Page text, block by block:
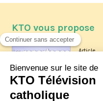
KTO vous propose
Article
Les